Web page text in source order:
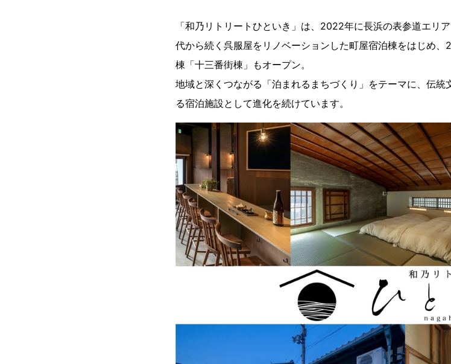
「和乃リトリートひといき」は、2022年に長浜の表参道エリ
代から続く呉服屋をリノベーションした町屋宿泊棟をはじめ
棟「十三番街棟」もオープン。
地域と深くつながる「泊まれるまちづくり」をテーマに、伝統
る宿泊施設として進化を続けています。